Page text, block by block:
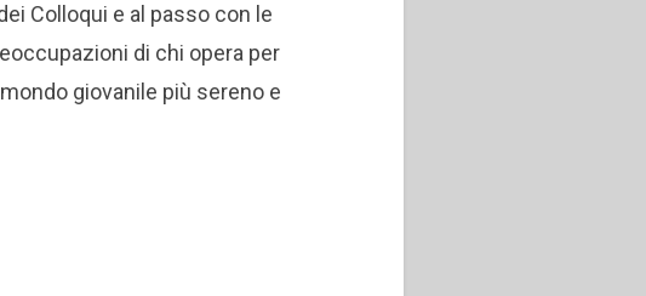
Colloqui e al passo con le
di chi opera per
giovanile più sereno e